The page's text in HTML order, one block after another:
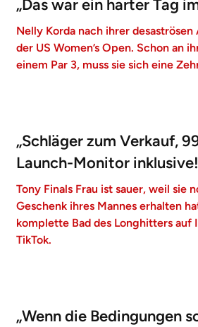
„Das war ein harter Tag
Nelly Korda nach ihrer
der US Women’s Open. Schon an
einem Par 3, muss sie sich eine
„Schläger zum Verkauf,
Launch-Monitor
Tony Finals Frau ist sauer, weil sie
Geschenk ihres Mannes erhalten
komplette Bad des Longhitters auf
TikTok.
„Wenn die Bedingungen